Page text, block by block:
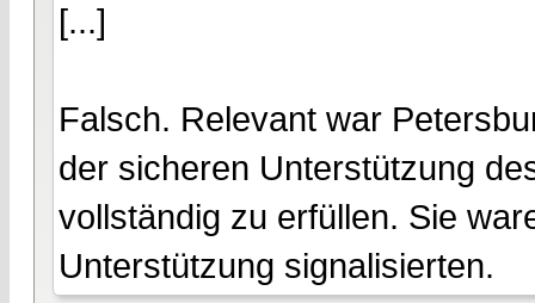
[...]
Falsch. Relevant war
der sicheren Unterstützung
vollständig zu erfüllen. Sie
Unterstützung signalisierten.